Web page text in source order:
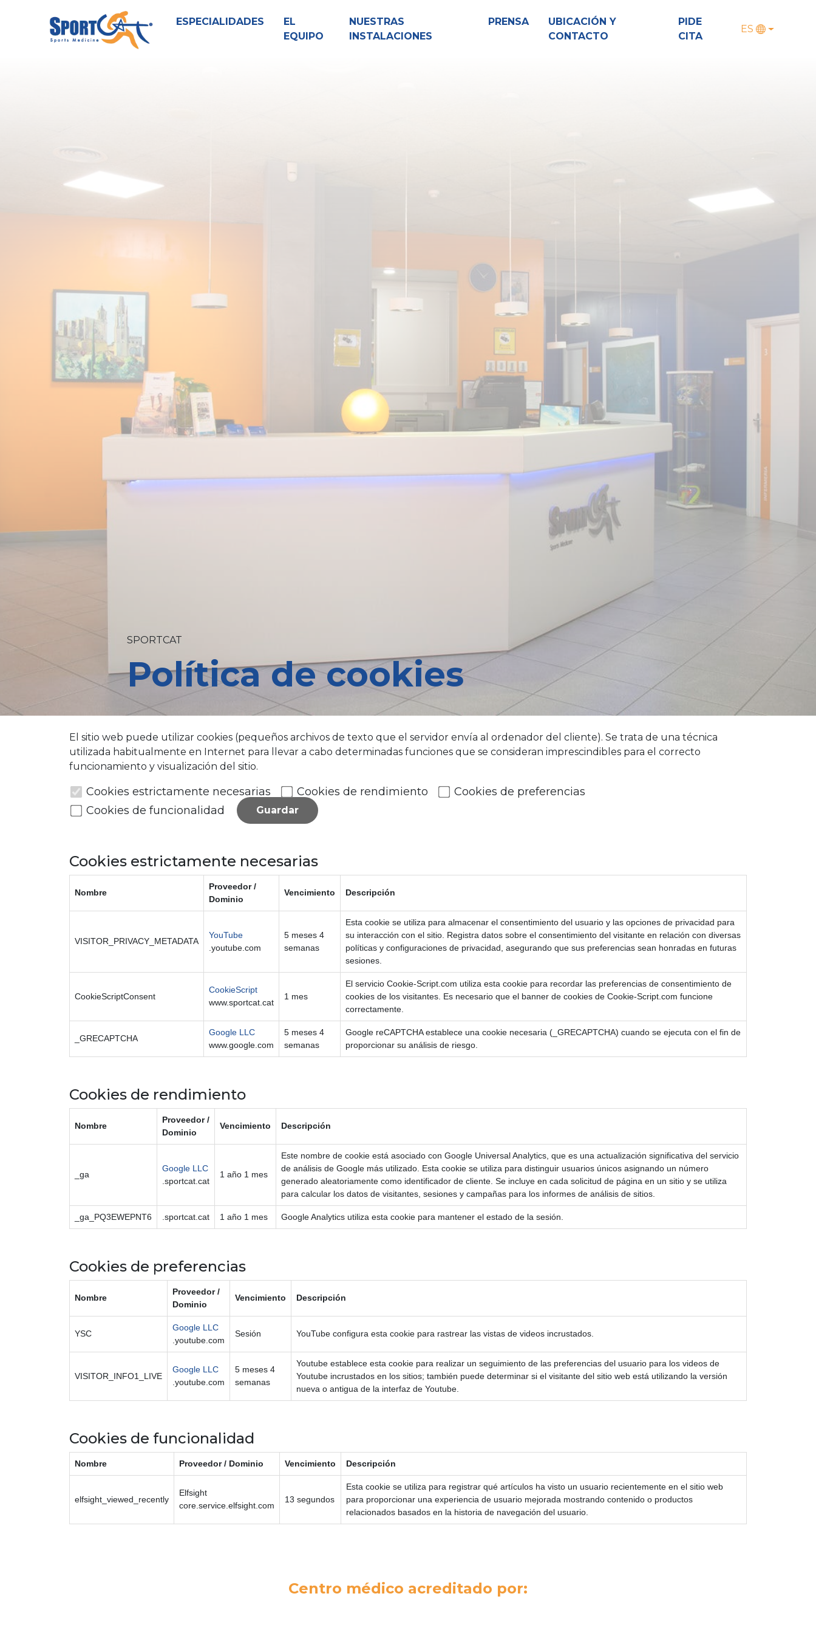
ESPECIALIDADES
EL
EQUIPO
NUESTRAS
INSTALACIONES
PRENSA
UBICACIÓN Y
CONTACTO
PIDE
CITA
ES
SPORTCAT
Política de cookies
El sitio web puede utilizar cookies (pequeños archivos de texto que el servidor envía al ordenador del cliente). Se trata de una técnica
utilizada habitualmente en Internet para llevar a cabo determinadas funciones que se consideran imprescindibles para el correcto
funcionamiento y visualización del sitio.
Cookies estrictamente necesarias Cookies de rendimiento
Cookies de preferencias
Cookies de funcionalidad
Guardar
Cookies estrictamente necesarias
Nombre
Proveedor /
Dominio
Vencimiento Descripción
VISITOR_PRIVACY_METADATA
YouTube
.youtube.com
5 meses 4
semanas
Esta cookie se utiliza para almacenar el consentimiento del usuario y las opciones de privacidad para
su interacción con el sitio. Registra datos sobre el consentimiento del visitante en relación con diversas
políticas y configuraciones de privacidad, asegurando que sus preferencias sean honradas en futuras
sesiones.
CookieScriptConsent
CookieScript
www.sportcat.cat
1 mes
El servicio Cookie-Script.com utiliza esta cookie para recordar las preferencias de consentimiento de
cookies de los visitantes. Es necesario que el banner de cookies de Cookie-Script.com funcione
correctamente.
_GRECAPTCHA
Google LLC
www.google.com
5 meses 4
semanas
Google reCAPTCHA establece una cookie necesaria (_GRECAPTCHA) cuando se ejecuta con el fin de
proporcionar su análisis de riesgo.
Cookies de rendimiento
Nombre
Proveedor /
Dominio
Vencimiento Descripción
_ga
Google LLC
.sportcat.cat
1 año 1 mes
Este nombre de cookie está asociado con Google Universal Analytics, que es una actualización significativa del servicio
de análisis de Google más utilizado. Esta cookie se utiliza para distinguir usuarios únicos asignando un número
generado aleatoriamente como identificador de cliente. Se incluye en cada solicitud de página en un sitio y se utiliza
para calcular los datos de visitantes, sesiones y campañas para los informes de análisis de sitios.
_ga_PQ3EWEPNT6 .sportcat.cat 1 año 1 mes Google Analytics utiliza esta cookie para mantener el estado de la sesión.
Cookies de preferencias
Nombre
Proveedor /
Dominio
Vencimiento Descripción
YSC
Google LLC
.youtube.com
Sesión YouTube configura esta cookie para rastrear las vistas de videos incrustados.
VISITOR_INFO1_LIVE
Google LLC
.youtube.com
5 meses 4
semanas
Youtube establece esta cookie para realizar un seguimiento de las preferencias del usuario para los videos de
Youtube incrustados en los sitios; también puede determinar si el visitante del sitio web está utilizando la versión
nueva o antigua de la interfaz de Youtube.
Cookies de funcionalidad
Nombre Proveedor / Dominio Vencimiento Descripción
elfsight_viewed_recently
Elfsight
core.service.elfsight.com
13 segundos
Esta cookie se utiliza para registrar qué artículos ha visto un usuario recientemente en el sitio web
para proporcionar una experiencia de usuario mejorada mostrando contenido o productos
relacionados basados en la historia de navegación del usuario.
Centro médico acreditado por: